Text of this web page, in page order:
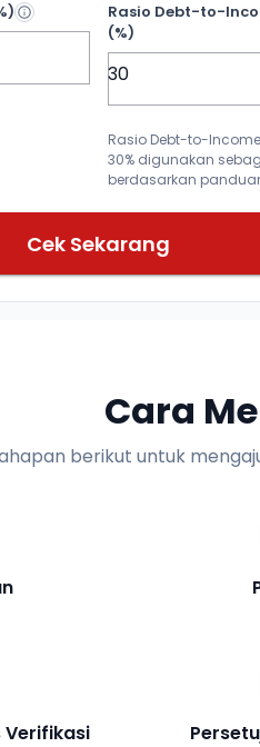
Rasio Debt-to-
(%)
Rasio Debt-to-
30% digunakan
berdasarkan
Cek Sekarang
Cara
berikut untuk
Verifikasi